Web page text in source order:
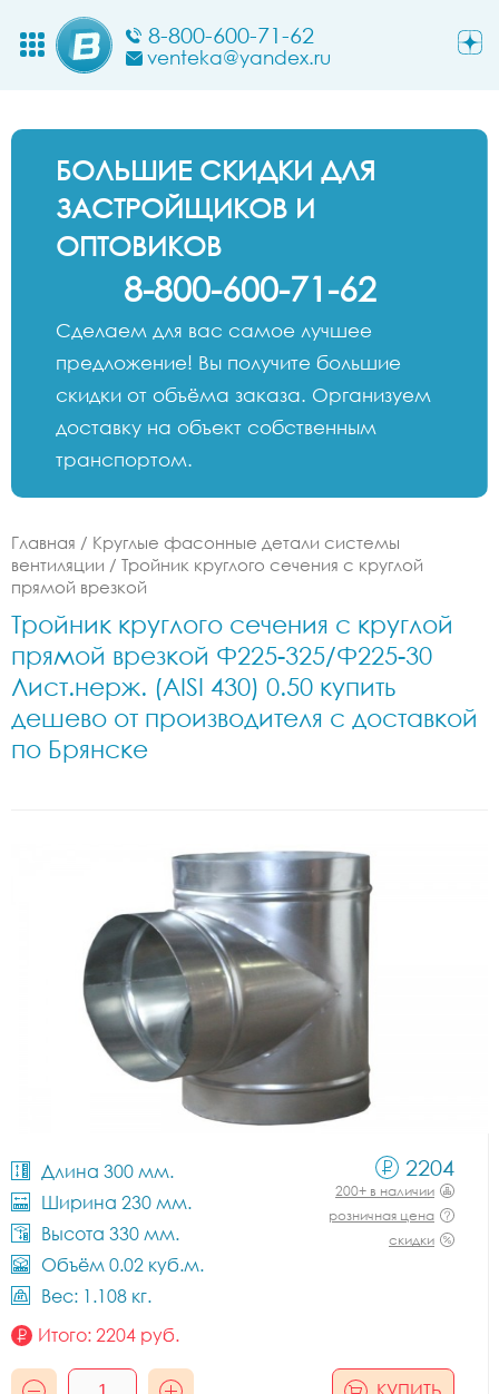
8-800-600-71-62
venteka@yandex.ru
БОЛЬШИЕ СКИДКИ ДЛЯ
ЗАСТРОЙЩИКОВ И
ОПТОВИКОВ
8-800-600-71-62
Сделаем для вас самое лучшее
предложение! Вы получите большие
скидки от объёма заказа. Организуем
доставку на объект собственным
транспортом.
Главная / Круглые фасонные детали системы
вентиляции / Тройник круглого сечения с круглой
прямой врезкой
Тройник круглого сечения с круглой
прямой врезкой Ф225-325/Ф225-30
Лист.нерж. (AISI 430) 0.50 купить
дешево от производителя с доставкой
по Брянске
Длина 300 мм.
Ширина 230 мм.
Высота 330 мм.
Объём 0.02 куб.м.
Вес: 1.108 кг.
2204
200+ в наличии
розничная цена
скидки
Итого: 2204 руб.